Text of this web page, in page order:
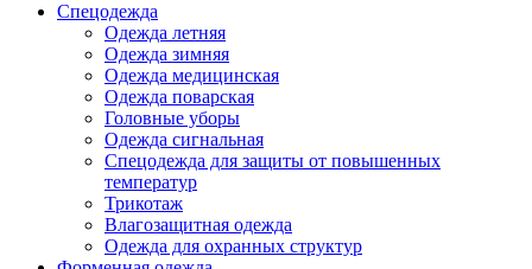
Спецодежда
Одежда летняя
Одежда зимняя
Одежда медицинская
Одежда поварская
Головные уборы
Одежда сигнальная
Спецодежда для защиты от повышенных
температур
Трикотаж
Влагозащитная одежда
Одежда для охранных структур